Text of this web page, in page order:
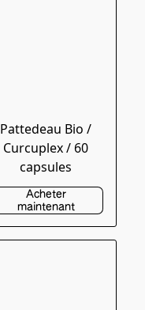
Pattedeau Bio /
Curcuplex / 60
capsules
Acheter
maintenant